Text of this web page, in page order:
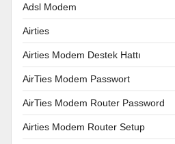
Adsl Modem
Airties
Airties Modem Destek Hattı
AirTies Modem Passwort
AirTies Modem Router Password
Airties Modem Router Setup